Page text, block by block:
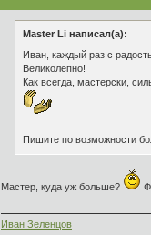
Master Li написал(а):
Иван, каждый раз с
Великолепно!
Как всегда, мастерски,
Пишите по возможности
Мастер, куда уж больше?
Иван Зеленцов